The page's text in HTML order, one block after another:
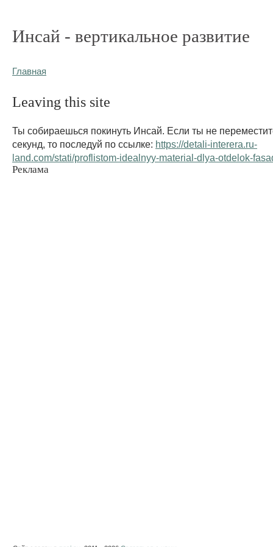
Инсай - вертикальное развитие
Главная
Leaving this site
Ты собираешься покинуть Инсай. Если ты не
секунд, то последуй по ссылке: https://detali-interera.ru-
land.com/stati/proflistom-idealnyy-material-dlya-otdelok-
Реклама